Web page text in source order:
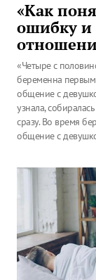
«Как
ошибку и
«Четыре с
беременна
общение с
узнала,
сразу. Во время
общение с